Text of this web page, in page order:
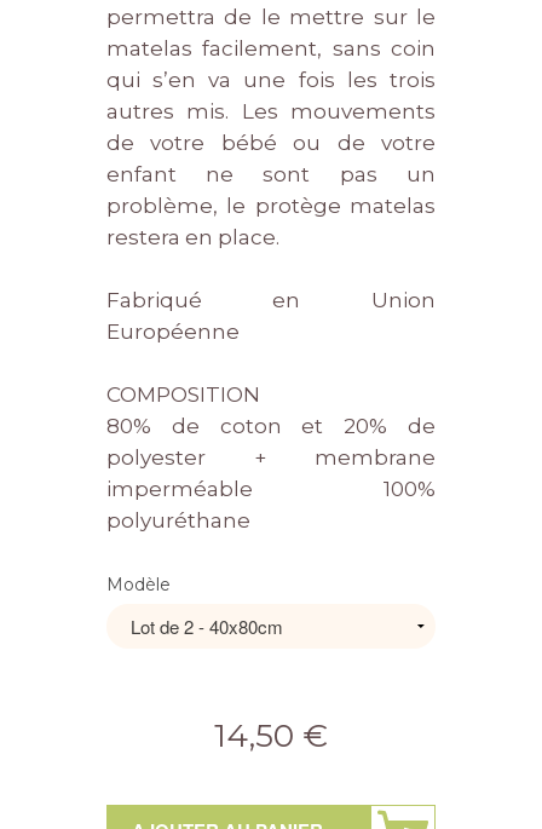
permettra de le mettre sur le
matelas facilement, sans coin
qui s’en va une fois les trois
autres mis. Les mouvements
de votre bébé ou de votre
enfant ne sont pas un
problème, le protège matelas
restera en place.
Fabriqué en Union
Européenne
COMPOSITION
80% de coton et 20% de
polyester + membrane
imperméable 100%
polyuréthane
Modèle
14,50 €